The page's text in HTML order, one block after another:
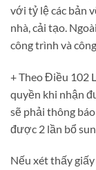
với tỷ lệ các bản
nhà, cải tạo.
công trình và
+ Theo Điều 102
quyền khi nhận
sẽ phải thông
được 2 lần bổ
Nếu xét thấy